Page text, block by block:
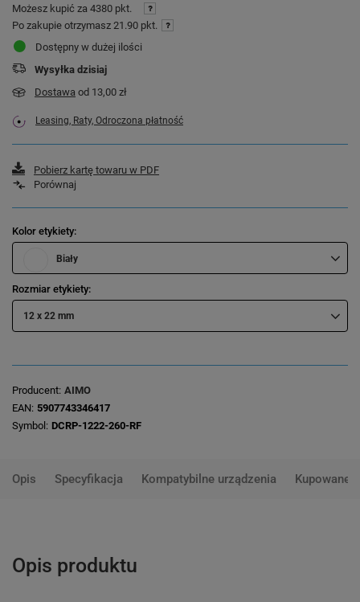
Możesz kupić za 4380 pkt.
Po zakupie otrzymasz 21.90 pkt.
Dostępny w dużej ilości
Wysyłka dzisiaj
Dostawa od 13,00 zł
Leasing, Raty, Odroczona płatność
Pobierz kartę towaru w PDF
Porównaj
Kolor etykiety
Biały
Rozmiar etykiety
12 x 22 mm
Producent AIMO
EAN 5907743346417
Symbol DCRP-1222-260-RF
Opis Specyfikacja Kompatybilne urządzenia Kupowane
Opis produktu